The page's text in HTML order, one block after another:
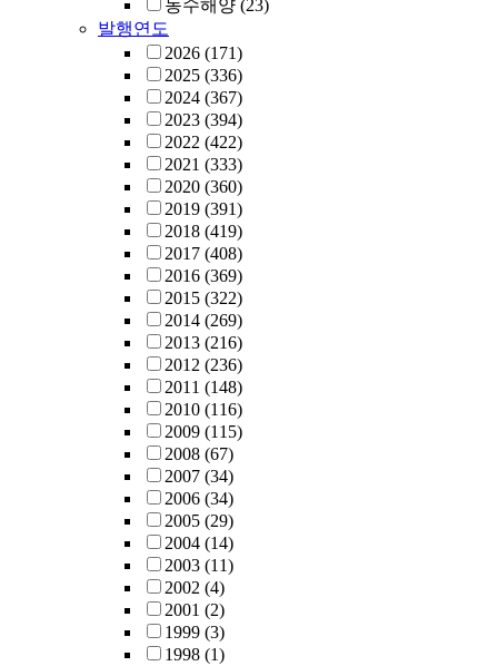
농수해양 (23)
발행연도
2026 (171)
2025 (336)
2024 (367)
2023 (394)
2022 (422)
2021 (333)
2020 (360)
2019 (391)
2018 (419)
2017 (408)
2016 (369)
2015 (322)
2014 (269)
2013 (216)
2012 (236)
2011 (148)
2010 (116)
2009 (115)
2008 (67)
2007 (34)
2006 (34)
2005 (29)
2004 (14)
2003 (11)
2002 (4)
2001 (2)
1999 (3)
1998 (1)